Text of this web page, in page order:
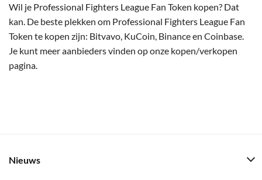
Wil je Professional Fighters League Fan Token kopen? Dat
kan. De beste plekken om Professional Fighters League Fan
Token te kopen zijn: Bitvavo, KuCoin, Binance en Coinbase.
Je kunt meer aanbieders vinden op onze kopen/verkopen
pagina.
Nieuws